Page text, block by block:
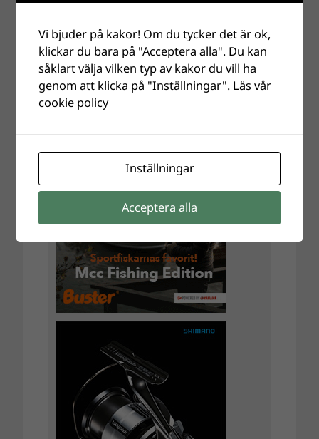
Vi bjuder på kakor! Om du tycker det är ok,
klickar du bara på "Acceptera alla". Du kan
såklart välja vilken typ av kakor du vill ha
genom att klicka på "Inställningar". Läs vår
cookie policy
Inställningar
Acceptera alla